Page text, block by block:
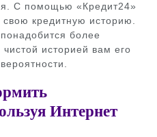
С помощью «Кредит24»
кредитную историю.
более
историей вам его
Интернет